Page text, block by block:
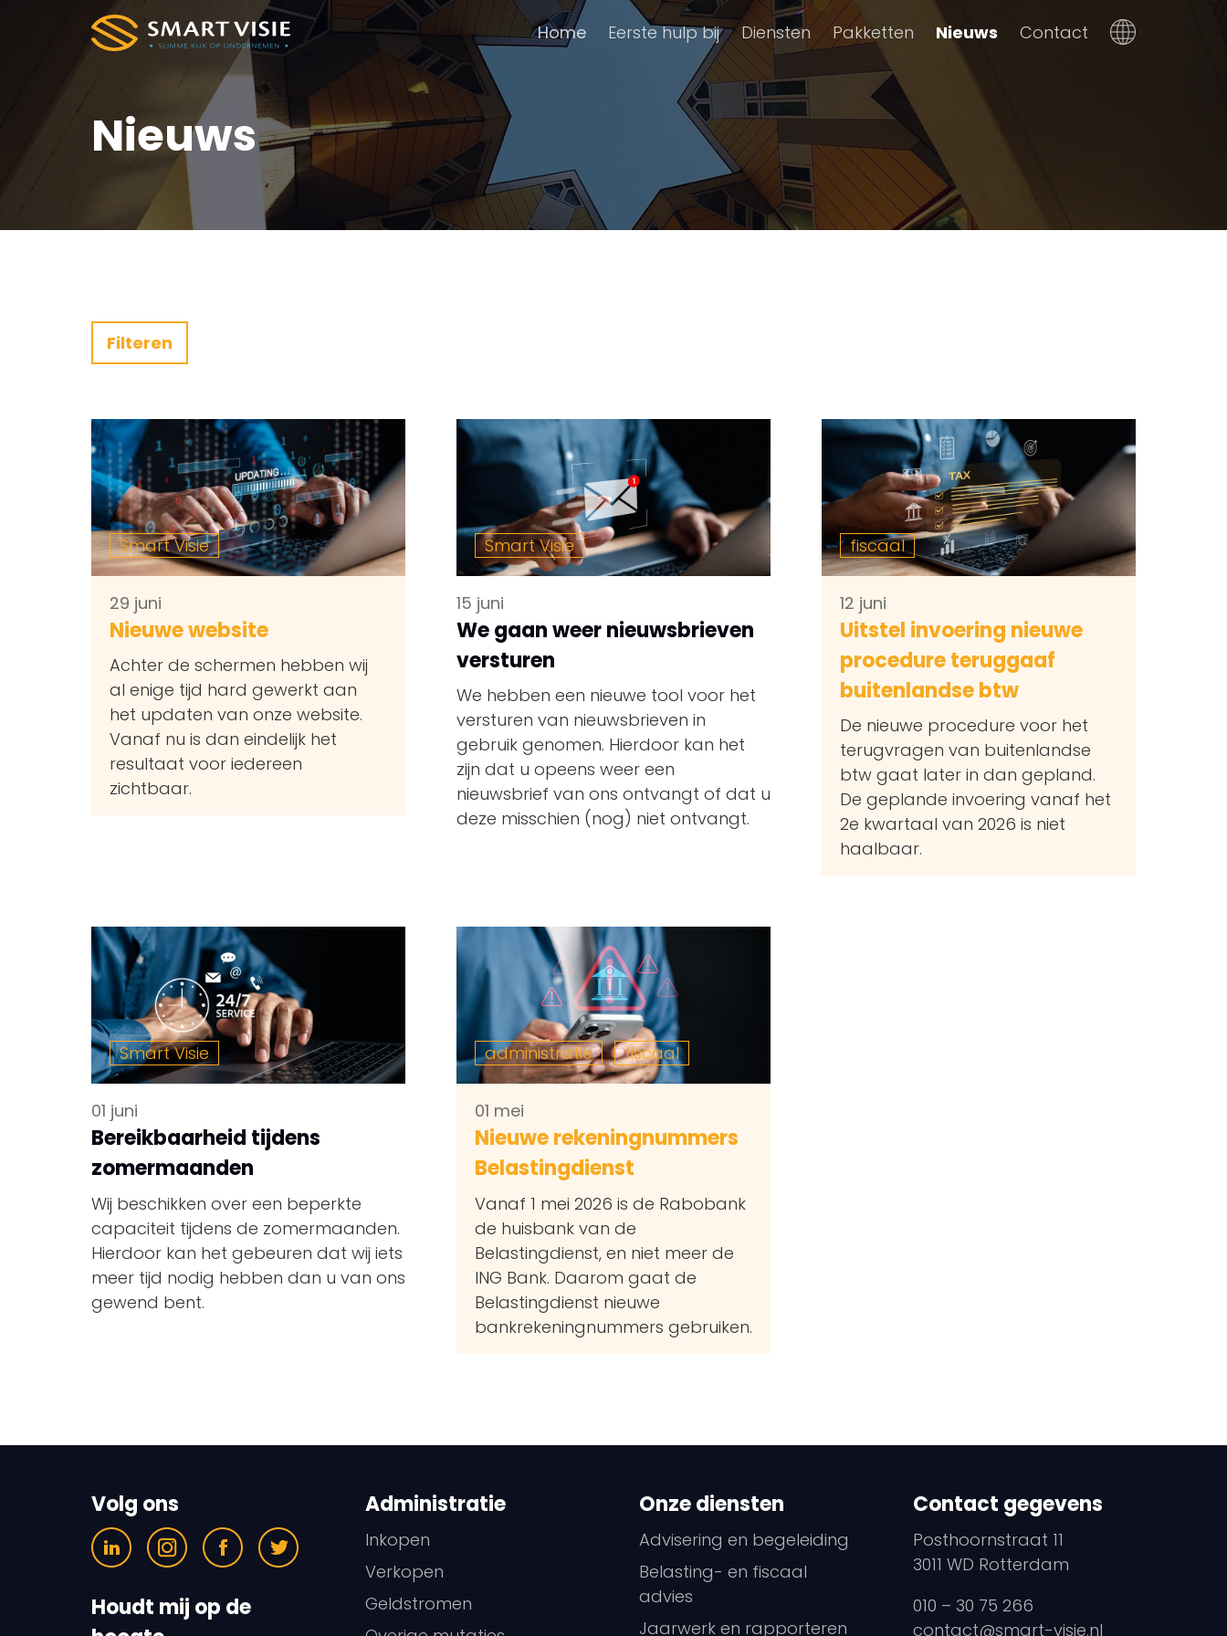
Home Eerste hulp bij Diensten Pakketten Nieuws Contact
Nieuws
Filteren
Smart Visie
29 juni
Nieuwe website
Achter de schermen hebben wij
al enige tijd hard gewerkt aan
het updaten van onze website.
Vanaf nu is dan eindelijk het
resultaat voor iedereen
zichtbaar.
Smart Visie
15 juni
We gaan weer nieuwsbrieven
versturen
We hebben een nieuwe tool voor het
versturen van nieuwsbrieven in
gebruik genomen. Hierdoor kan het
zijn dat u opeens weer een
nieuwsbrief van ons ontvangt of dat u
deze misschien (nog) niet ontvangt.
fiscaal
12 juni
Uitstel invoering nieuwe
procedure teruggaaf
buitenlandse btw
De nieuwe procedure voor het
terugvragen van buitenlandse
btw gaat later in dan gepland.
De geplande invoering vanaf het
2e kwartaal van 2026 is niet
haalbaar.
Smart Visie
01 juni
Bereikbaarheid tijdens
zomermaanden
Wij beschikken over een beperkte
capaciteit tijdens de zomermaanden.
Hierdoor kan het gebeuren dat wij iets
meer tijd nodig hebben dan u van ons
gewend bent.
administratie fiscaal
01 mei
Nieuwe rekeningnummers
Belastingdienst
Vanaf 1 mei 2026 is de Rabobank
de huisbank van de
Belastingdienst, en niet meer de
ING Bank. Daarom gaat de
Belastingdienst nieuwe
bankrekeningnummers gebruiken.
Volg ons
Houdt mij op de
Administratie
Inkopen
Verkopen
Geldstromen
Onze diensten
Advisering en begeleiding
Belasting- en fiscaal
advies
Jaarwerk en rapporteren
Contact gegevens
Posthoornstraat 11
3011 WD Rotterdam
010 – 30 75 266
contact@smart-visie.nl